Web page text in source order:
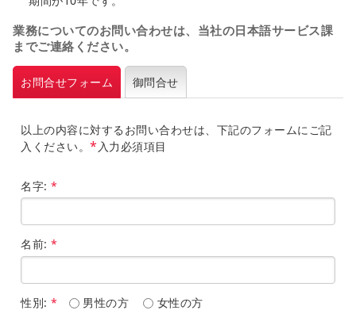
業務についてのお問い合わせは、当社の日本語サービス課
までご連絡ください。
お問合せフォーム 御問合せ
以上の内容に対するお問い合わせは、下記のフォームにご記
入ください。 * 入力必須項目
名字: *
名前: *
性別: * 男性の方
女性の方